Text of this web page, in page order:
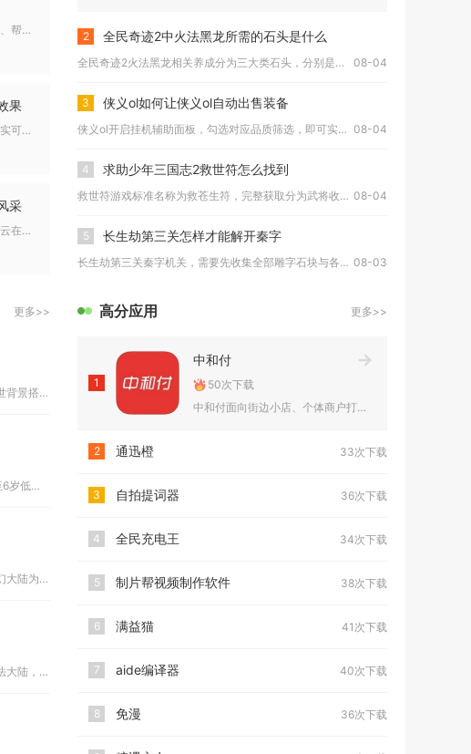
梦幻西游厢房参与硬性门槛分为身份、等级、帮派三类基础条件，角...
果
石进化卷在满足对应使用条件的前提下，确实可以大幅度提升攻城掠...
采
合理调配套装、副将以及晶石配置之后，赵云在国战和国战攻防战场...
2 全民奇迹2中火法黑龙所需的石头是什么
全民奇迹2火法黑龙相关养成分为三大类石头，分别是黑龙装备锻造... 08-04
3 侠义ol如何让侠义ol自动出售装备
侠义ol开启挂机辅助面板，勾选对应品质筛选，即可实现挂机过程... 08-04
4 求助少年三国志2救世符怎么找到
救世符游戏标准名称为救苍生符，完整获取分为武将收集解锁基础兵... 08-04
5 长生劫第三关怎样才能解开秦字
长生劫第三关秦字机关，需要先收集全部雕字石块与各州州印，将九... 08-03
更多>>
雄霸乱世扎根三国乱世背景搭建整片九州沙盘版图，把十九州疆土拆...
宝宝画妈妈猜面向3至6岁低龄儿童打造亲子绘画互动内容，核心采...
冰火传奇以中世纪魔幻大陆为故事舞台，融合冰火双属性战斗与龙族...
怒剑传奇复刻复古玛法大陆，保留战法道三大传统职业，主打高攻速...
高分应用 更多>>
1
中和付
50次下载
中和付面向街边小店、个体商户打造一站式移动收款与资金管理工具...
2 通迅橙 33次下载
3 自拍提词器 36次下载
4 全民充电王 34次下载
5 制片帮视频制作软件 38次下载
6 满益猫 41次下载
7 aide编译器 40次下载
8 免漫 36次下载